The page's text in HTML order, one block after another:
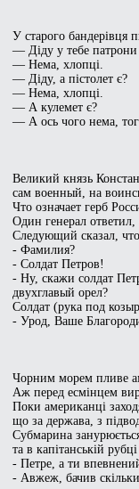
У стаpого бандеpівця
— Діду у тебе патpони
— Hема, хлопці.
— Діду, а пістолет є?
— Hема, хлопці.
— А кулемет є?
— А ось чого нема,
Великий князь
сам военный, на
Что означает герб
Один генерал ответил,
Следующий сказал, что
- Фамилия?
- Солдат Петров!
- Ну, скажи солдат
двухглавый орел?
Солдат (рука под
- Урод, Ваше
Чорним морем пливе
Аж перед есмінцем
Поки американці
що за держава, з
Субмарина
та в капітанській
- Петре, а ти
- Авжеж, бачив